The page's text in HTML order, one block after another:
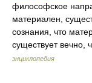
философское
материален,
сознания, что
существует
энциклопедия